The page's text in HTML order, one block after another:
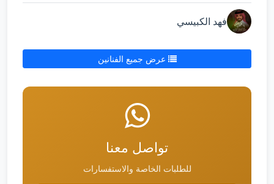
فهد الكبيسي
عرض جميع الفنانين
تواصل معنا
للطلبات الخاصة والاستفسارات